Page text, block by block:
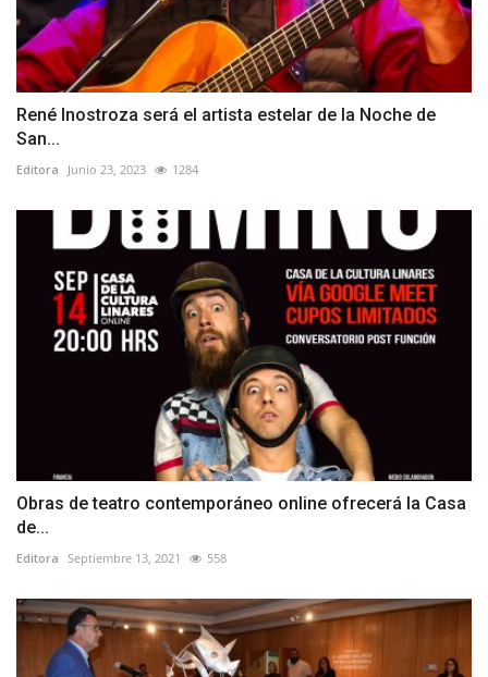
René Inostroza será el artista estelar de la Noche de
San...
Editora Junio 23, 2023 1284
Obras de teatro contemporáneo online ofrecerá la Casa
de...
Editora Septiembre 13, 2021 558